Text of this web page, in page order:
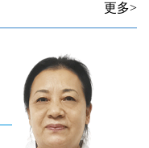
更多>